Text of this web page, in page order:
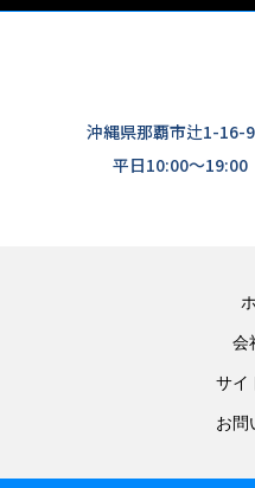
沖縄県那覇市辻1-
平日10:00〜
会
サイ
お問